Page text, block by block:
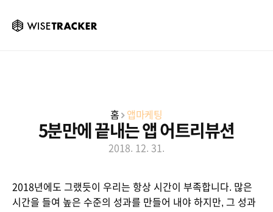
홈 앱마케팅
5분만에 끝내는 앱 어트리뷰션
2018. 12. 31.
2018년에도 그랬듯이 우리는 항상 시간이 부족합니다. 많은
시간을 들여 높은 수준의 성과를 만들어 내야 하지만, 그 성과